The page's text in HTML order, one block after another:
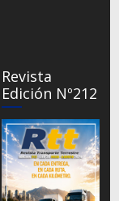
Revista
Edición Nº212